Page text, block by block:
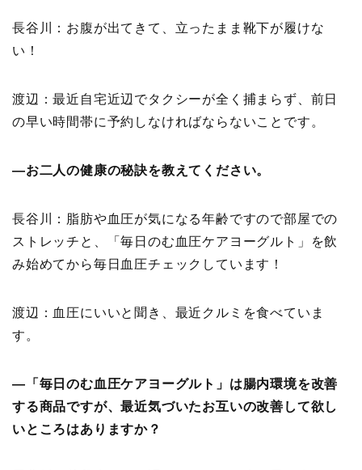
長谷川：お腹が出てきて、立ったまま靴下が履けな
い！
渡辺：最近自宅近辺でタクシーが全く捕まらず、前日
の早い時間帯に予約しなければならないことです。
―お二人の健康の秘訣を教えてください。
長谷川：脂肪や血圧が気になる年齢ですので部屋での
ストレッチと、「毎日のむ血圧ケアヨーグルト」を飲
み始めてから毎日血圧チェックしています！
渡辺：血圧にいいと聞き、最近クルミを食べていま
す。
―「毎日のむ血圧ケアヨーグルト」は腸内環境を改善
する商品ですが、最近気づいたお互いの改善して欲し
いところはありますか？